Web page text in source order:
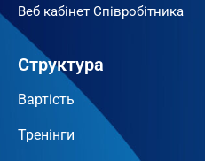
Веб кабінет Співробітника
Структура
Вартість
Тренінги